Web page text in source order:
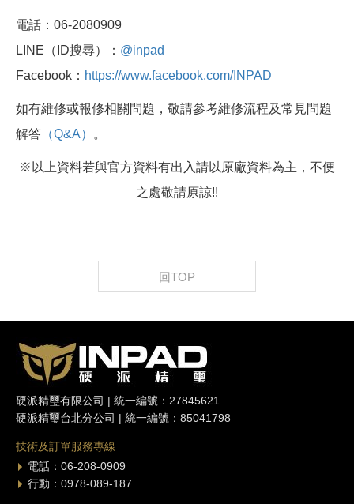
電話：06-2080909
LINE（ID搜尋）： @inpad
Facebook： https://www.facebook.com/INPAD
如有維修或報修相關問題，敬請參考維修流程及常見問題
解答 （Q&A） 。
※以上資料若與官方資料有出入請以原廠資料為主，不便
之處敬請原諒!!
回TOP
硬派精璽有限公司 | 統一編號：27845621
硬派精璽台北分公司 | 統一編號：85041798
技術及訂單服務專線
電話：06-208-0909
行動：0978-089-187